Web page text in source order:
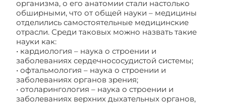
организма, о его анатомии стали настолько
обширными, что от общей науки – медицины
отделились самостоятельные медицинские
отрасли. Среди таковых можно назвать такие
науки как:
• кардиология – наука о строении и
заболеваниях сердечнососудистой системы;
• офтальмология – наука о строении и
заболеваниях органов зрения;
• отоларингология – наука о строении и
заболеваниях верхних дыхательных органов,